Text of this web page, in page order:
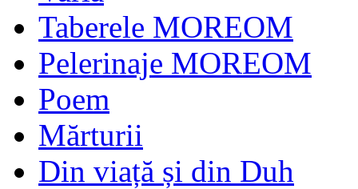
Taberele MOREOM
Pelerinaje MOREOM
Poem
Mărturii
Din viață și din Duh